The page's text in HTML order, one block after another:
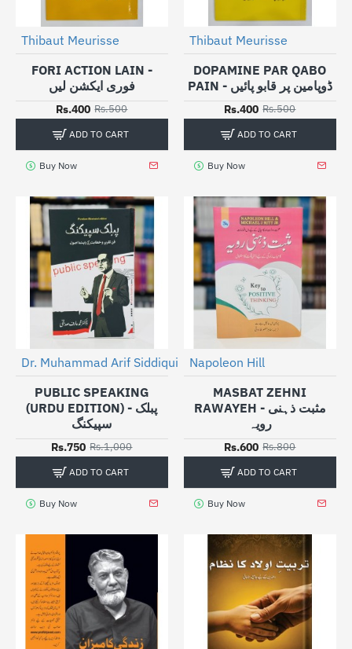
Thibaut Meurisse
FORI ACTION LAIN -
فوری ایکشن لیں
Rs.400 Rs.500
ADD TO CART
Buy Now
Thibaut Meurisse
DOPAMINE PAR QABO
PAIN - ڈوپامین پر قابو پائیں
Rs.400 Rs.500
ADD TO CART
Buy Now
-25%
Dr. Muhammad Arif Siddiqui
PUBLIC SPEAKING
(URDU EDITION) - پبلک
سپیکنگ
Rs.750 Rs.1,000
ADD TO CART
Buy Now
Napoleon Hill
MASBAT ZEHNI
RAWAYEH - مثبت ذہنی
رویہ
Rs.600 Rs.800
ADD TO CART
Buy Now